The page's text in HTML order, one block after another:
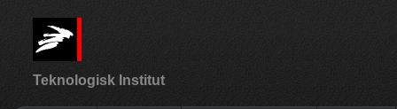
Teknologisk Institut